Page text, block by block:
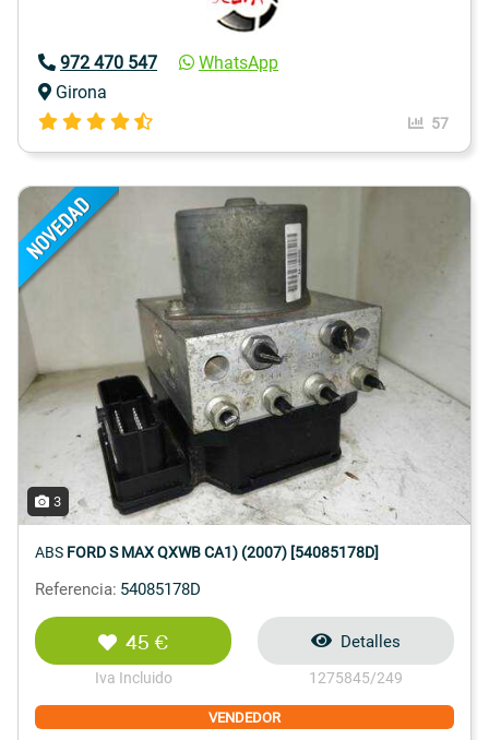
972 470 547
WhatsApp
Girona
57
3
ABS FORD S MAX QXWB CA1) (2007) [54085178D]
Referencia: 54085178D
45 €
Iva Incluido
Detalles
1275845/249
VENDEDOR